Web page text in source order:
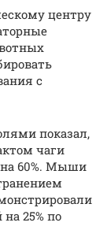
центру
с
показал,
чаги
на 60%. Мыши
25% по